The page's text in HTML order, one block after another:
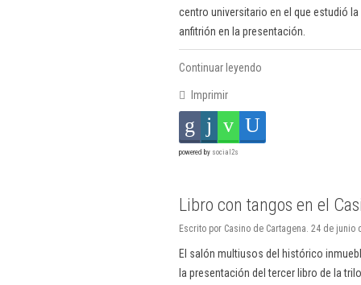
centro universitario en el que estudió
anfitrión en la presentación.
Continuar leyendo
Imprimir
powered by social2s
Libro con tangos en el
Escrito por Casino de Cartagena. 24 de junio
El salón multiusos del histórico
la presentación del tercer libro de la